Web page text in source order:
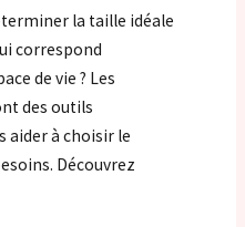
la taille idéale
correspond
de vie ? Les
des outils
aider à choisir le
Découvrez